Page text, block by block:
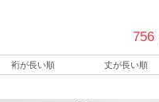
756
裄が長い順 丈が長い順